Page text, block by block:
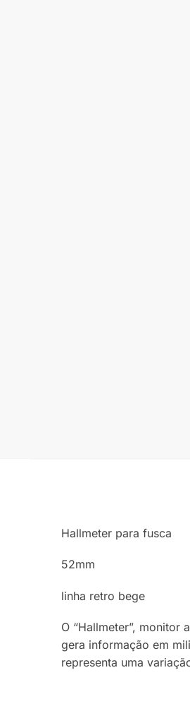
Hallmeter para fusca
52mm
linha retro bege
O “Hallmeter”,
gera informação em
representa uma